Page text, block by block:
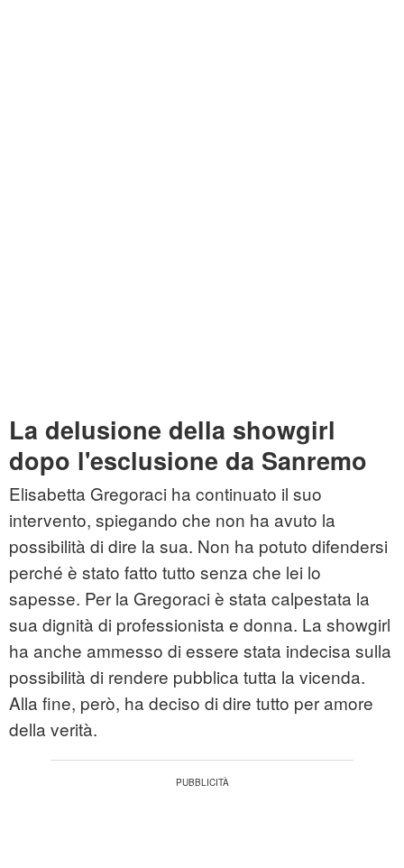
La delusione della showgirl
dopo l'esclusione da Sanremo
Elisabetta Gregoraci ha continuato il suo
intervento, spiegando che non ha avuto la
possibilità di dire la sua. Non ha potuto difendersi
perché è stato fatto tutto senza che lei lo
sapesse. Per la Gregoraci è stata calpestata la
sua dignità di professionista e donna. La showgirl
ha anche ammesso di essere stata indecisa sulla
possibilità di rendere pubblica tutta la vicenda.
Alla fine, però, ha deciso di dire tutto per amore
della verità.